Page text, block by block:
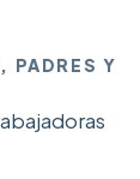
PADRES Y